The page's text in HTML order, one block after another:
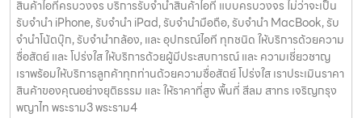
สินค้าไอทีครบวงจร บริการรับจำนำสินค้าไอที แบบครบวงจร ไม่ว่าจะเป็น
รับจำนำ iPhone, รับจำนำ iPad, รับจำนำมือถือ, รับจำนำ MacBook, รับ
จำนำโน้ตบุ๊ก, รับจำนำกล้อง, และ อุปกรณ์ไอที ทุกชนิด ให้บริการด้วยความ
ซื่อสัตย์ และ โปร่งใส ให้บริการด้วยผู้มีประสบการณ์ และ ความเชี่ยวชาญ
เราพร้อมให้บริการลูกค้าทุกท่านด้วยความซื่อสัตย์ โปร่งใส เราประเมินราคา
สินค้าของคุณอย่างยุติธรรม และ ให้ราคาที่สูง พื้นที่ สีลม สาทร เจริญกรุง
พญาไท พระราม3 พระราม4